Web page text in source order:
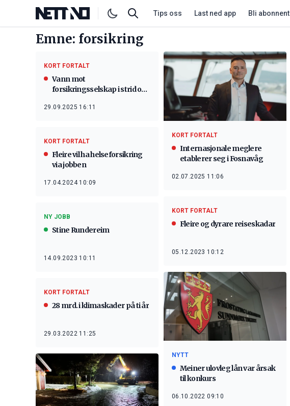
Tips oss Last ned app Bli abonnent
Emne: forsikring
KORT FORTALT
Vann mot
forsikringsselskap i strid om
29.09.2025 16:11
KORT FORTALT
Internasjonale meglere
etablerer seg i Fosnavåg
02.07.2025 11:06
KORT FORTALT
Fleire vil ha helseforsikring
via jobben
17.04.2024 10:09
KORT FORTALT
Fleire og dyrare reiseskadar
05.12.2023 10:12
NY JOBB
Stine Rundereim
14.09.2023 10:11
NYTT
Meiner ulovleg lån var årsak
til konkurs
06.10.2022 09:10
KORT FORTALT
28 mrd. i klimaskader på ti år
29.03.2022 11:25